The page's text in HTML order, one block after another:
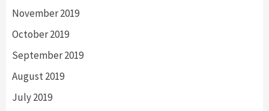
November 2019
October 2019
September 2019
August 2019
July 2019